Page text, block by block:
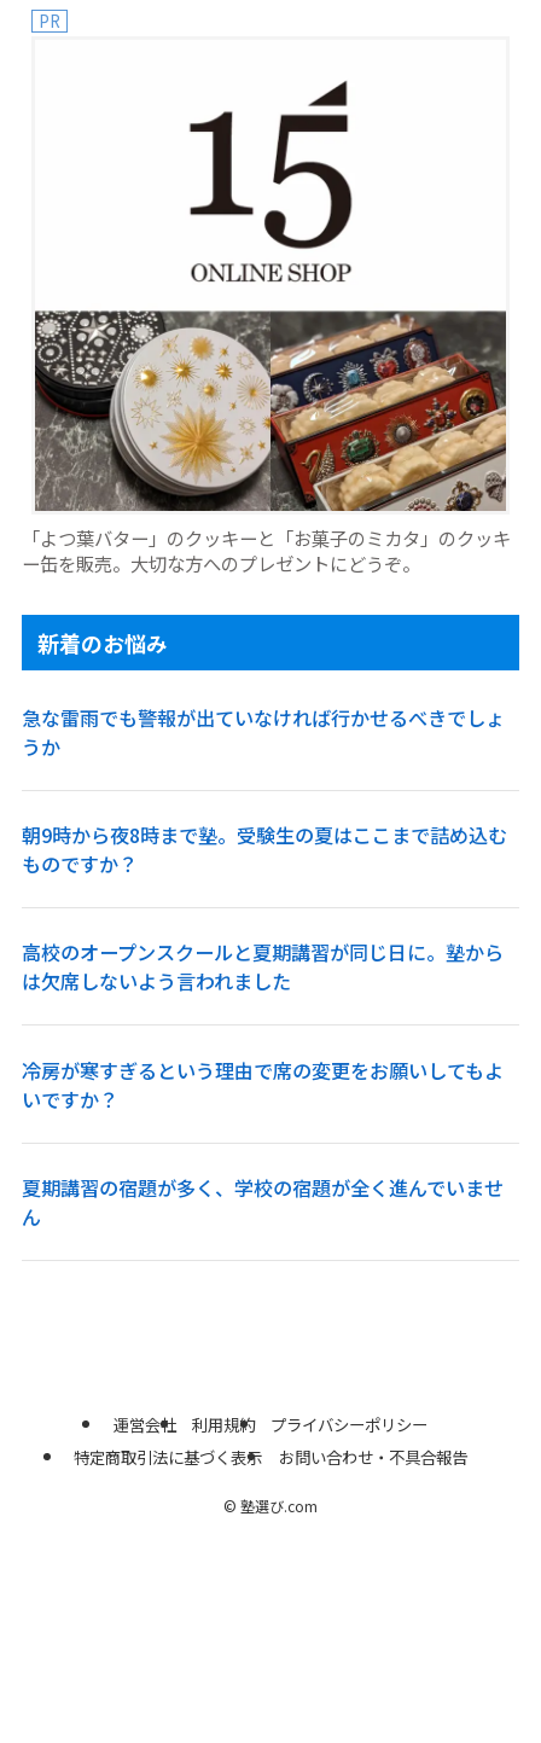
PR
「よつ葉バター」のクッキーと「お菓子のミカタ」のクッキ
ー缶を販売。大切な方へのプレゼントにどうぞ。
新着のお悩み
急な雷雨でも警報が出ていなければ行かせるべきでしょ
うか
朝9時から夜8時まで塾。受験生の夏はここまで詰め込む
ものですか？
高校のオープンスクールと夏期講習が同じ日に。塾から
は欠席しないよう言われました
冷房が寒すぎるという理由で席の変更をお願いしてもよ
いですか？
夏期講習の宿題が多く、学校の宿題が全く進んでいませ
ん
運営会社 利用規約
プライバシーポリシー
特定商取引法に基づく表示
お問い合わせ・不具合報告
© 塾選び.com